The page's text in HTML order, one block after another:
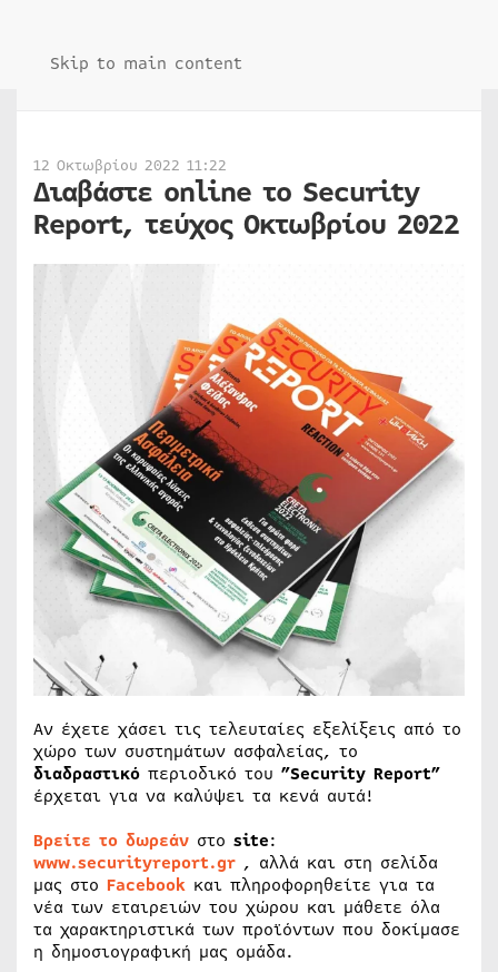
Skip to main content
12 Οκτωβρίου 2022 11:22
Διαβάστε online το Security
Report, τεύχος Οκτωβρίου 2022
Αν έχετε χάσει τις τελευταίες εξελίξεις από το
χώρο των συστημάτων ασφαλείας, το
διαδραστικό περιοδικό του ”Security Report”
έρχεται για να καλύψει τα κενά αυτά!
Βρείτε το δωρεάν στο site:
www.securityreport.gr , αλλά και στη σελίδα
μας στο Facebook και πληροφορηθείτε για τα
νέα των εταιρειών του χώρου και μάθετε όλα
τα χαρακτηριστικά των προϊόντων που δοκίμασε
η δημοσιογραφική μας ομάδα.